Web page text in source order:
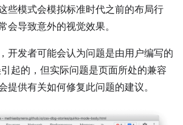
些模式会模拟标准时代之前的布局行
会导致意外的视觉效果。
开发者可能会认为问题是由用户编写的
起的，但实际问题是页面所处的兼容
提供有关如何修复此问题的建议。